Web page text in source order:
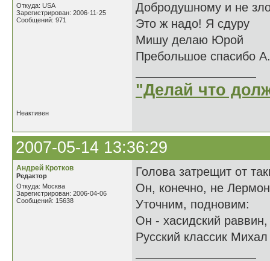
Откуда: USA
Зарегистрирован: 2006-11-25
Сообщений: 971
Добродушному и не
Это ж надо! Я сдуру
Мишу делаю Юрой
Пребольшое спасибо
"Делай что
Неактивен
2007-05-14 13:36:29
Андрей Кротков
Редактор
Откуда: Москва
Зарегистрирован: 2006-04-06
Сообщений: 15638
Голова затрещит от
Он, конечно, не
Уточним, подновим:
Он - хасидский раввин,
Русский классик